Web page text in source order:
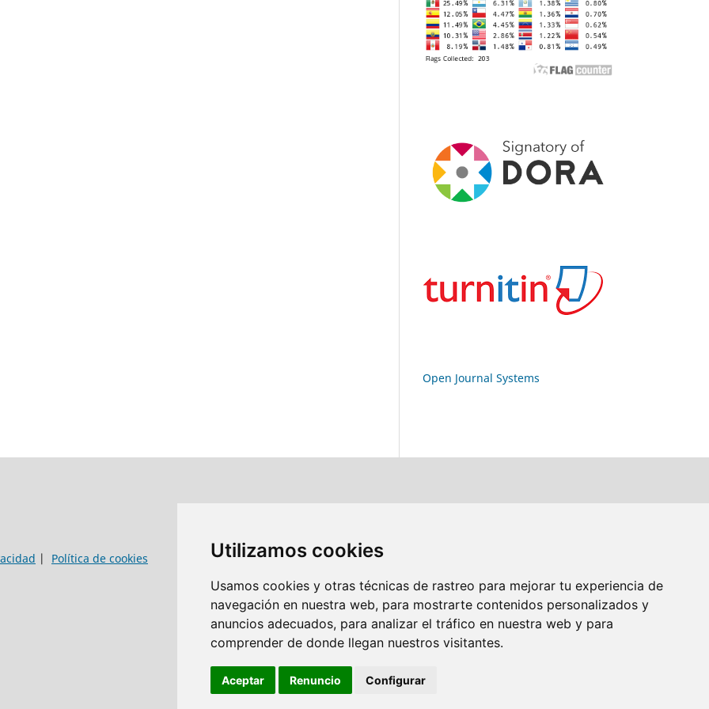
Utilizamos cookies
Usamos cookies y otras técnicas de rastreo para mejorar tu experiencia de
navegación en nuestra web, para mostrarte contenidos personalizados y
anuncios adecuados, para analizar el tráfico en nuestra web y para
comprender de donde llegan nuestros visitantes.
Aceptar Renuncio Configurar
Open Journal Systems
| Política de cookies